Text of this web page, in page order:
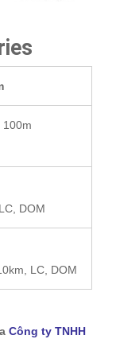
100m
DOM
LC, DOM
Công ty TNHH